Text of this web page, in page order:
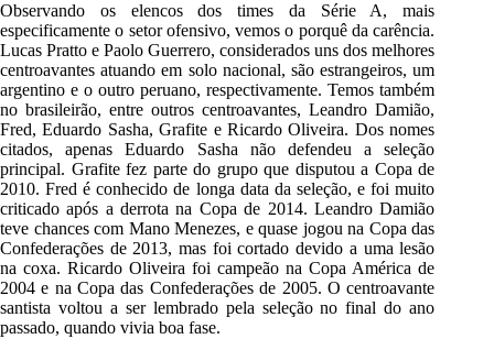
Observando os elencos dos times da Série A, mais
especificamente o setor ofensivo, vemos o porquê da carência.
Lucas Pratto e Paolo Guerrero, considerados uns dos melhores
centroavantes atuando em solo nacional, são estrangeiros, um
argentino e o outro peruano, respectivamente. Temos também
no brasileirão, entre outros centroavantes, Leandro Damião,
Fred, Eduardo Sasha, Grafite e Ricardo Oliveira. Dos nomes
citados, apenas Eduardo Sasha não defendeu a seleção
principal. Grafite fez parte do grupo que disputou a Copa de
2010. Fred é conhecido de longa data da seleção, e foi muito
criticado após a derrota na Copa de 2014. Leandro Damião
teve chances com Mano Menezes, e quase jogou na Copa das
Confederações de 2013, mas foi cortado devido a uma lesão
na coxa. Ricardo Oliveira foi campeão na Copa América de
2004 e na Copa das Confederações de 2005. O centroavante
santista voltou a ser lembrado pela seleção no final do ano
passado, quando vivia boa fase.